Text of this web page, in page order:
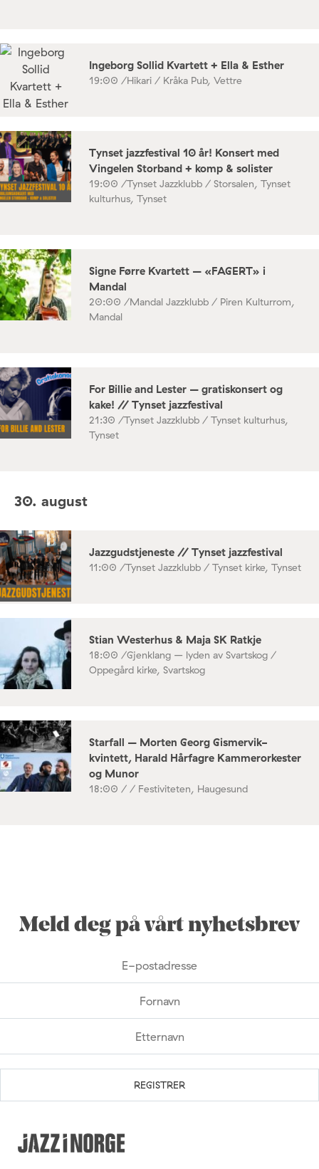
Ingeborg Sollid Kvartett + Ella & Esther
19:00 /Hikari / Kråka Pub, Vettre
Tynset jazzfestival 10 år! Konsert med
Vingelen Storband + komp & solister
19:00 /Tynset Jazzklubb / Storsalen, Tynset
kulturhus, Tynset
Signe Førre Kvartett – «FAGERT» i
Mandal
20:00 /Mandal Jazzklubb / Piren Kulturrom,
Mandal
For Billie and Lester – gratiskonsert og
kake! // Tynset jazzfestival
21:30 /Tynset Jazzklubb / Tynset kulturhus,
Tynset
30. august
Jazzgudstjeneste // Tynset jazzfestival
11:00 /Tynset Jazzklubb / Tynset kirke, Tynset
Stian Westerhus & Maja SK Ratkje
18:00 /Gjenklang – lyden av Svartskog /
Oppegård kirke, Svartskog
Starfall – Morten Georg Gismervik-
kvintett, Harald Hårfagre Kammerorkester
og Munor
18:00 / / Festiviteten, Haugesund
Meld deg på vårt nyhetsbrev